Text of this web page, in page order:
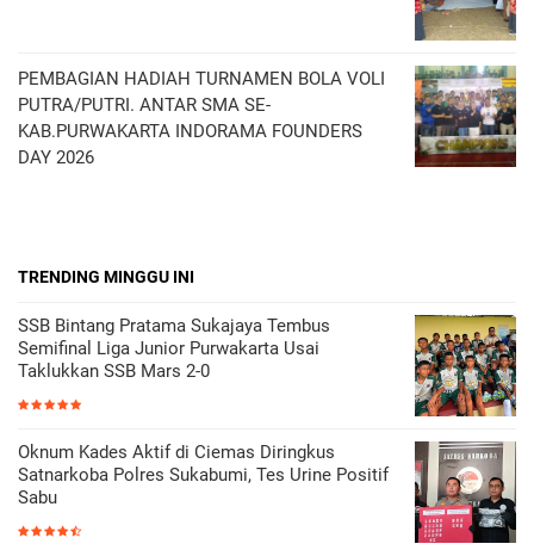
PEMBAGIAN HADIAH TURNAMEN BOLA VOLI
PUTRA/PUTRI. ANTAR SMA SE-
KAB.PURWAKARTA INDORAMA FOUNDERS
DAY 2026
TRENDING MINGGU INI
SSB Bintang Pratama Sukajaya Tembus
Semifinal Liga Junior Purwakarta Usai
Taklukkan SSB Mars 2-0
Oknum Kades Aktif di Ciemas Diringkus
Satnarkoba Polres Sukabumi, Tes Urine Positif
Sabu